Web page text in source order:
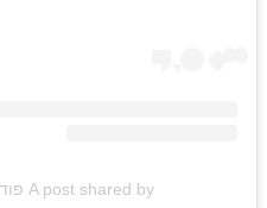
A post shared by פודקאסט הפודיום (@hapodium_podcast)